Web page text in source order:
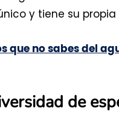
y tiene su
que no sabes del
de